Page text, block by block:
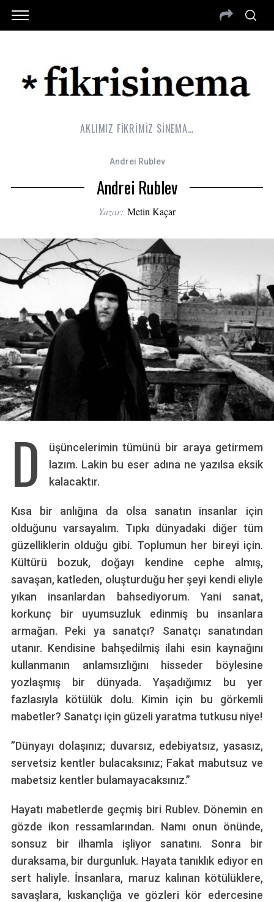
AKLIMIZ FİKRİMİZ SİNEMA…
Andrei Rublev
Andrei Rublev
Yazar: Metin Kaçar
D
üşüncelerimin tümünü bir araya getirmem
lazım. Lakin bu eser adına ne yazılsa eksik
kalacaktır.
Kısa bir anlığına da olsa sanatın insanlar için
olduğunu varsayalım. Tıpkı dünyadaki diğer tüm
güzelliklerin olduğu gibi. Toplumun her bireyi için.
Kültürü bozuk, doğayı kendine cephe almış,
savaşan, katleden, oluşturduğu her şeyi kendi eliyle
yıkan insanlardan bahsediyorum. Yani sanat,
korkunç bir uyumsuzluk edinmiş bu insanlara
armağan. Peki ya sanatçı? Sanatçı sanatından
utanır. Kendisine bahşedilmiş ilahi esin kaynağını
kullanmanın anlamsızlığını hisseder böylesine
yozlaşmış bir dünyada. Yaşadığımız bu yer
fazlasıyla kötülük dolu. Kimin için bu görkemli
mabetler? Sanatçı için güzeli yaratma tutkusu niye!
”Dünyayı dolaşınız; duvarsız, edebiyatsız, yasasız,
servetsiz kentler bulacaksınız; Fakat mabutsuz ve
mabetsiz kentler bulamayacaksınız.”
Hayatı mabetlerde geçmiş biri Rublev. Dönemin en
gözde ikon ressamlarından. Namı onun önünde,
sonsuz bir ilhamla işliyor sanatını. Sonra bir
duraksama, bir durgunluk. Hayata tanıklık ediyor en
sert haliyle. İnsanlara, maruz kalınan kötülüklere,
savaşlara, kıskançlığa ve gözleri kör edercesine